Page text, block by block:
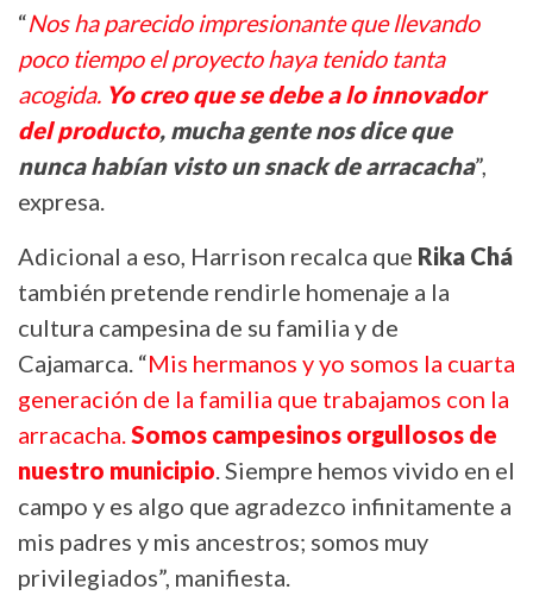
“Nos ha parecido impresionante que llevando
poco tiempo el proyecto haya tenido tanta
acogida. Yo creo que se debe a lo innovador
del producto, mucha gente nos dice que
nunca habían visto un snack de arracacha”,
expresa.
Adicional a eso, Harrison recalca que Rika Chá
también pretende rendirle homenaje a la
cultura campesina de su familia y de
Cajamarca. “Mis hermanos y yo somos la cuarta
generación de la familia que trabajamos con la
arracacha.Somos campesinos orgullosos de
nuestro municipio. Siempre hemos vivido en el
campo y es algo que agradezco infinitamente a
mis padres y mis ancestros; somos muy
privilegiados”, manifiesta.